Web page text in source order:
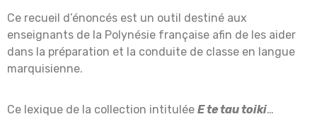
Ce recueil d’énoncés est un outil destiné aux
enseignants de la Polynésie française afin de les aider
dans la préparation et la conduite de classe en langue
marquisienne.
Ce lexique de la collection intitulée E te tau toiki…